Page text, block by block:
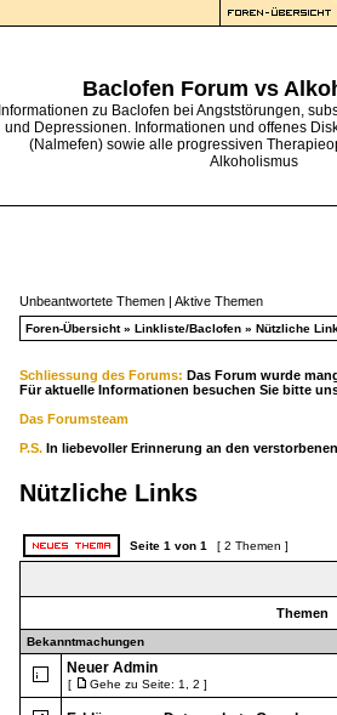
Baclofen Forum vs
Informationen zu Baclofen bei Angststörungen,
und Depressionen. Informationen und offenes
(Nalmefen) sowie alle progressiven
Alkoholismus
Unbeantwortete Themen | Aktive Themen
Foren-Übersicht» Linkliste/Baclofen » Nützliche
Schliessung des Forums: Das Forum wurde
Für aktuelle Informationen besuchen Sie bitte
Das Forumsteam
P.S. In liebevoller Erinnerung an den
Nützliche Links
Seite 1 von 1 [ 2 Themen ]
Themen
Bekanntmachungen
Neuer Admin
[ Gehe zu Seite: 1 2 ]